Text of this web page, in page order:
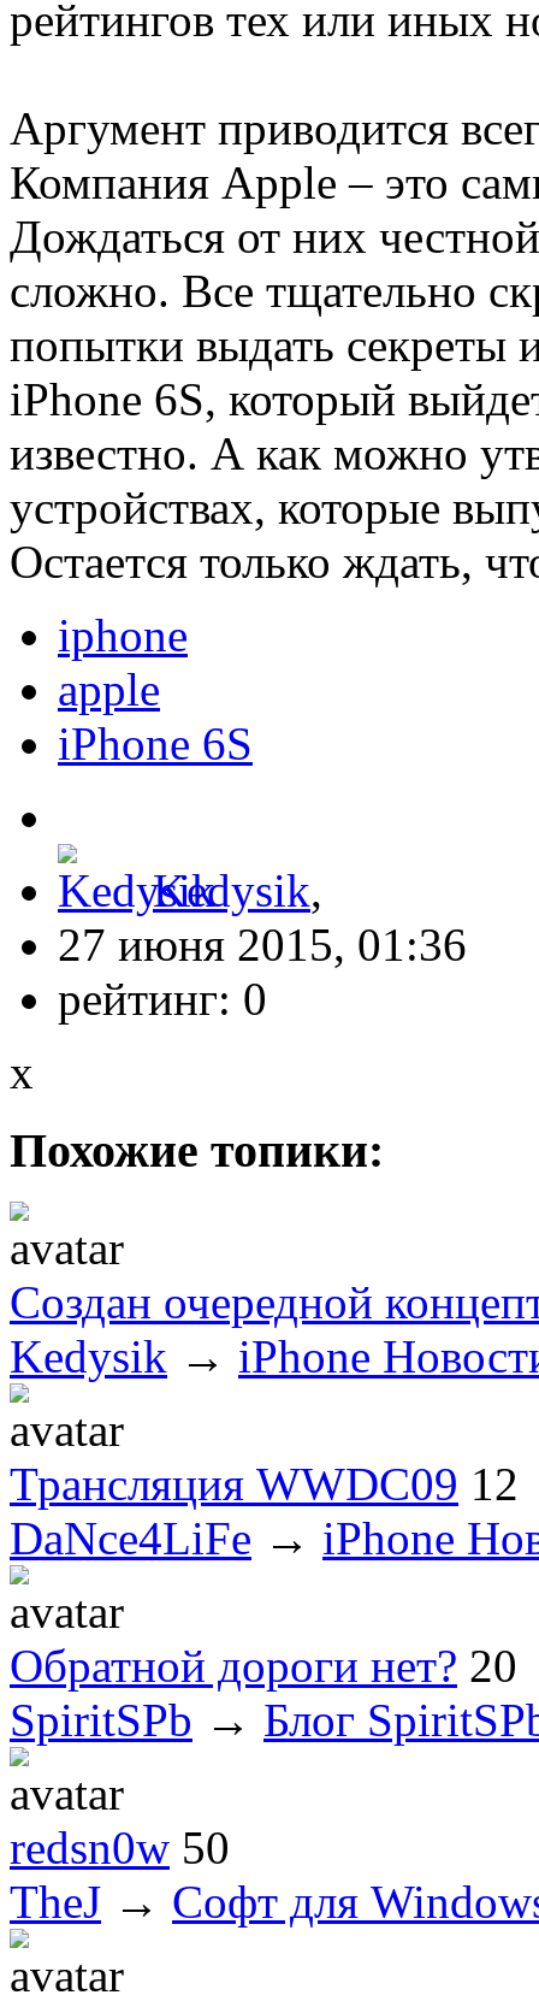
рейтингов тех или иных
Аргумент приводится
Компания Apple – это
Дождаться от них
сложно. Все тщательно
попытки выдать секреты
iPhone 6S, который
известно. А как можно
устройствах, которые
Остается только ждать,
iphone
apple
iPhone 6S
Kedysik,
27 июня 2015, 01:36
рейтинг: 0
x
Похожие топики:
Создан очередной
Kedysik → iPhone
Трансляция WWDC09 12
DaNce4LiFe → iPhone
Обратной дороги нет? 20
SpiritSPb → Блог
redsn0w 50
TheJ → Софт для